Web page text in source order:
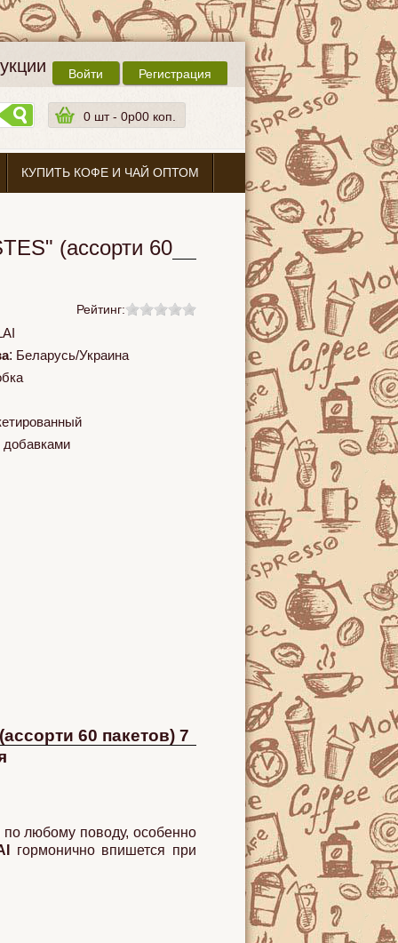
Войти Регистрация
0 шт - 0p00 коп.
КУПИТЬ КОФЕ И ЧАЙ ОПТОМ
(ассорти 60
Рейтинг:
: Беларусь/Украина
60 пакетов) 7
любому поводу, особенно
гормонично впишется при